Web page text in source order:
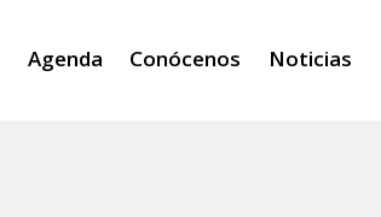
Agenda Conócenos Noticias